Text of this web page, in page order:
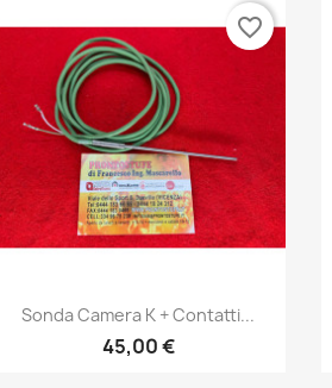
Anteprima
Sonda Camera K + Contatti...
45,00 €
favorite_border